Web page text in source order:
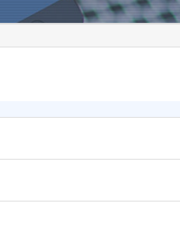
ゲームプランナー
ネットワーク・サーバ運用・保守